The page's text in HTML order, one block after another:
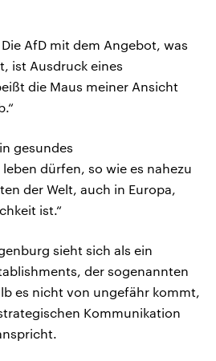
Die AfD mit dem Angebot, was
ist Ausdruck eines
die Maus meiner Ansicht
gesundes
dürfen, so wie es nahezu
der Welt, auch in Europa,
ist.“
sieht sich als ein
der sogenannten
es nicht von ungefähr kommt,
Kommunikation